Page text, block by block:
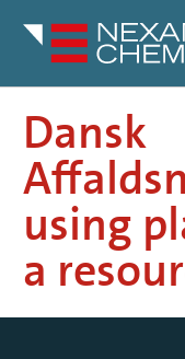
Dansk
using
a